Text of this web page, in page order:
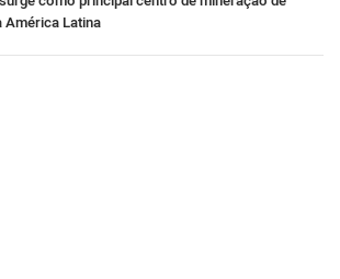
América Latina